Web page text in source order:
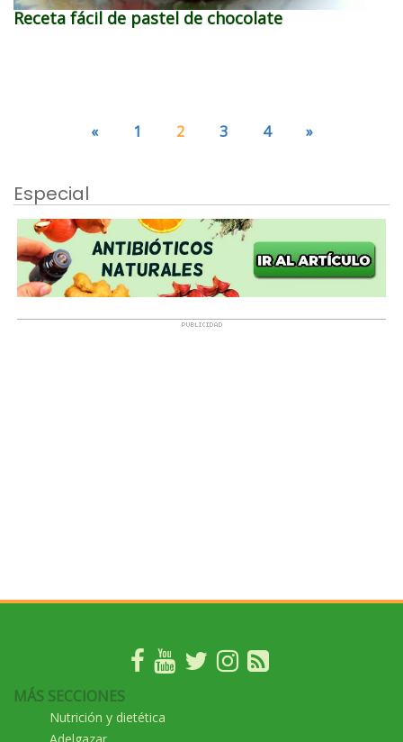
Receta fácil de pastel de chocolate
« 1 2 3 4 »
Especial
MÁS SECCIONES
Nutrición y dietética